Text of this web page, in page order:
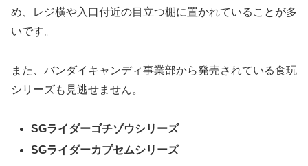
め、レジ横や入口付近の目立つ棚に置かれていることが多
いです。
また、バンダイキャンディ事業部から発売されている食玩
シリーズも見逃せません。
SGライダーゴチゾウシリーズ
SGライダーカプセムシリーズ